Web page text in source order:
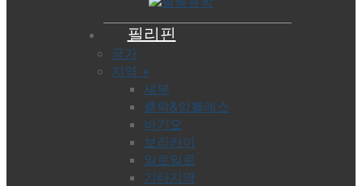
필리핀
국가
지역 +
세부
클락&앙헬레스
바기오
보라카이
일로일로
기타지역